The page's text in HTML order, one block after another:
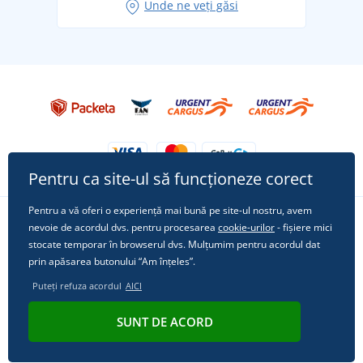
Tricoul preferat City în rol principal: ținute pentru
Unde ne veți găsi
Urmărește-ne pe rețelele sociale
© 2011 - 2026, Dual Trade s.r.o. | Din punct de vedere tehnic oferă
Pentru ca site-ul să funcționeze corect
Pentru a vă oferi o experiență mai bună pe site-ul nostru, avem
nevoie de acordul dvs. pentru procesarea cookie-urilor- fișiere mici
stocate temporar în browserul dvs. Mulțumim pentru acordul dat
prin apăsarea butonului “Am înțeles”.
Puteți refuza acordul AICI
SUNT DE ACORD